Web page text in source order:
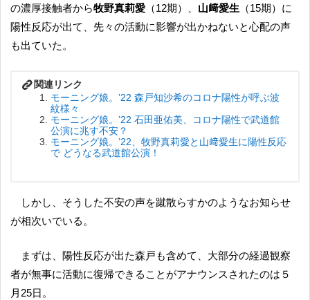
の濃厚接触者から牧野真莉愛 （12期）、 山﨑愛生 （15期）に
陽性反応が出て、先々の活動に影響が出かねないと心配の声
も出ていた。
モーニング娘。’22 森戸知沙希のコロナ陽性が呼ぶ波
紋様々
モーニング娘。’22 石田亜佑美、コロナ陽性で武道館
公演に兆す不安？
モーニング娘。’22、牧野真莉愛と山﨑愛生に陽性反応
で どうなる武道館公演！
しかし、そうした不安の声を蹴散らすかのようなお知らせ
が相次いでいる。
まずは、陽性反応が出た森戸も含めて、大部分の経過観察
者が無事に活動に復帰できることがアナウンスされたのは５
月25日。